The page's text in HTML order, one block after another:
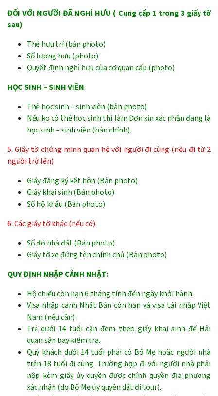
ĐỐI VỚI NGƯỜI ĐÃ NGHỈ HƯU ( Cung cấp 1 trong 3 giấy tờ
sau)
Thẻ hưu trí (bản photo)
Sổ lương hưu (photo)
Quyết định nghỉ hưu của cơ quan cấp (photo)
HỌC SINH – SINH VIÊN
Thẻ học sinh – sinh viên (bản photo)
Nếu ko có thẻ học sinh thì làm Đơn xin xác nhận đang là
học sinh – sinh viên (bản chính).
5. Giấy tờ chứng minh quan hệ với người đi cùng (nếu đi từ 2
người trở lên)
Giấy đăng ký kết hôn (Bản photo)
Giấy khai sinh (Bản photo)
Số hộ khẩu (Bản photo)
6. Các giấy tờ khác (nếu có)
Sổ đỏ nhà đất (Bản photo)
Giấy tờ xe đứng tên chính chủ (Bản photo)
QUY ĐỊNH NHẬP CẢNH NHẬT:
Hộ chiếu còn hạn 6 tháng tính đến ngày khởi hành.
Visa nhập cảnh Nhật Bản còn hạn và visa tái nhập Việt
Nam (nếu cần)
Trẻ dưới 14 tuổi cần đem theo giấy khai sinh để Hải
quan sân bay kiểm tra.
Quý khách dưới 14 tuổi phải có Bố Mẹ hoặc người nhà
trên 18 tuổi đi cùng. Trường hợp đi với người nhà phải
nộp kèm giấy ủy quyền được chính quyền địa phương
xác nhận (do Bố Mẹ ủy quyền dắt đi tour).